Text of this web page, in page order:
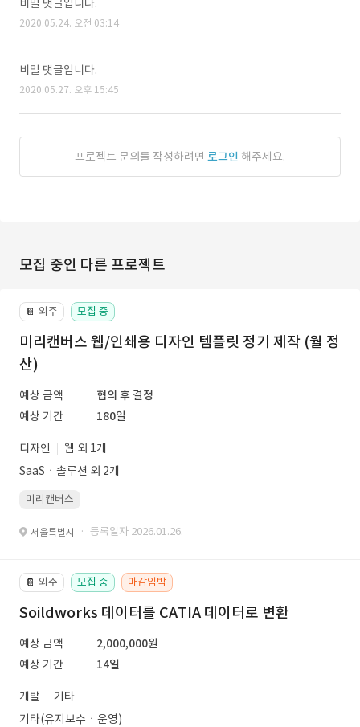
비밀 댓글입니다.
2020.05.24. 오전 03:14
비밀 댓글입니다.
2020.05.27. 오후 15:45
프로젝트 문의를 작성하려면 로그인 해주세요.
모집 중인 다른 프로젝트
📔 외주 모집 중
미리캔버스 웹/인쇄용 디자인 템플릿 정기 제작 (월 정
산)
예상 금액
협의 후 결정
예상 기간
180일
디자인
웹 외 1개
SaaSㆍ솔루션 외 2개
미리캔버스
서울특별시 · 등록일자 2026.01.26.
📔 외주 모집 중 마감임박
Soildworks 데이터를 CATIA 데이터로 변환
예상 금액
2,000,000원
예상 기간
14일
개발
기타
기타(유지보수ㆍ운영)